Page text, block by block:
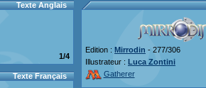
Texte Anglais
1/4
Texte Français
Edition : Mirrodin - 277/306
Illustrateur : Luca Zontini
Gatherer